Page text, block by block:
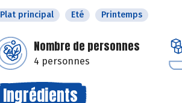
Plat principal Eté Printemps
Nombre de personnes
4 personnes
Ingrédients